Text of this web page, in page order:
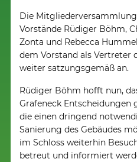
Die
Vorstände Rüdiger Böhm,
Zonta und Rebecca
dem Vorstand als Vertreter
weiter satzungsgemäß an.
Rüdiger Böhm hofft nun,
Grafeneck Entscheidungen
die einen dringend
Sanierung des Gebäudes
im Schloss weiterhin
betreut und informiert